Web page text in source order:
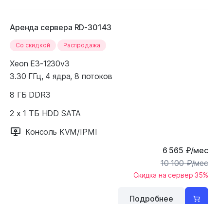
Аренда сервера RD-30143
Cо скидкой Распродажа
Xeon E3-1230v3
3.30 ГГц, 4 ядра, 8 потоков
8 ГБ DDR3
2 x 1 ТБ HDD SATA
Консоль KVM/IPMI
6 565 ₽/мес
10 100₽/мес
Скидка на сервер 35%
Подробнее